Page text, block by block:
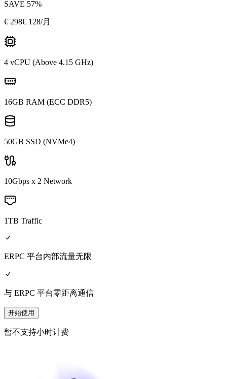
SAVE 57%
€ 298€ 128/月
4 vCPU (Above 4.15 GHz)
16GB RAM (ECC DDR5)
50GB SSD (NVMe4)
10Gbps x 2 Network
1TB Traffic
ERPC 平台内部流量无限
与 ERPC 平台零距离通信
开始使用
暂不支持小时计费